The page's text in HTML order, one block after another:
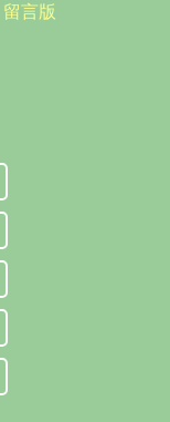
留言版